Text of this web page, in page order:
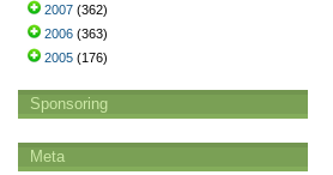
2007 (362)
2006 (363)
2005 (176)
Sponsoring
Meta